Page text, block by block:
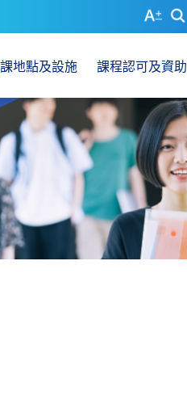
課地點及設施 課程認可及資助